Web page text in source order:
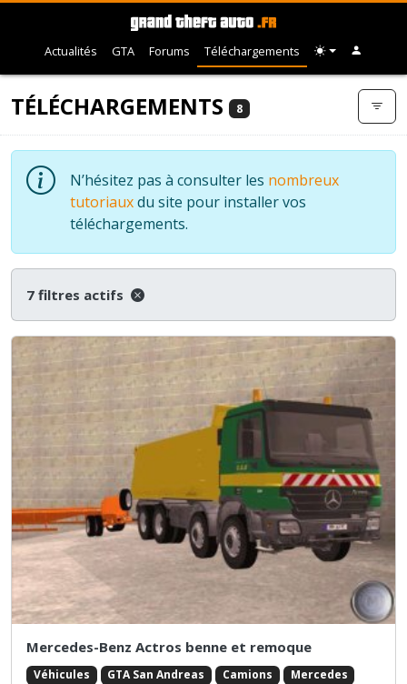
Actualités GTA Forums Téléchargements
TÉLÉCHARGEMENTS 8
N’hésitez pas à consulter les nombreux
tutoriauxdu site pour installer vos
téléchargements.
7 filtres actifs
Mercedes-Benz Actros benne et remoque
Véhicules GTA San Andreas Camions
Mercedes